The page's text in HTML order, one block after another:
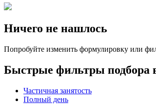
Ничего не нашлось
Попробуйте изменить формулировку или
Быстрые фильтры подбора
Частичная занятость
Полный день